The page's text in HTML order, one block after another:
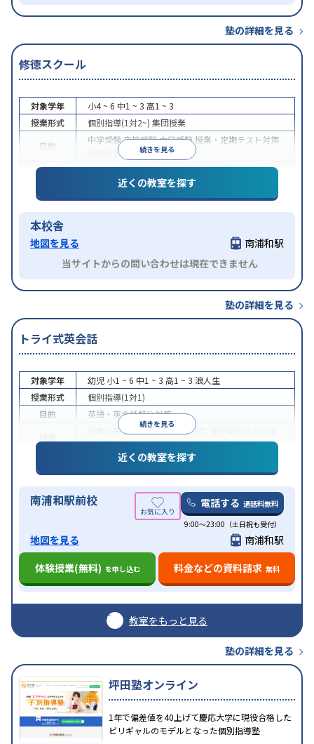
塾の詳細を見る
修徳スクール
続きを見る
対象学年 小4 ~ 6 中1 ~ 3 高1 ~ 3
授業形式
個別指導(1対2~) 集団授業
目的
中学受験高校受験大学受験 授業・定期テスト対策
科目別特化対策
特徴
授業の振替可能1科目から受講可能
近くの教室を探す
本校舎
地図を見る
南浦和駅
当サイトからの問い合わせは現在できません
塾の詳細を見る
トライ式英会話
続きを見る
対象学年 幼児 小1 ~ 6 中1 ~ 3 高1 ~ 3 浪人生
授業形式
個別指導(1対1)
目的
英語・英会話特化対策
授業の振替可能オンライン対応
講可発達障害の子どもに対応自習室あり
近くの教室を探す
南浦和駅前校 電話する 通話料無料
9:00～23:00（土日祝も受付）
地図を見る
南浦和駅
体験授業(無料) を申し込む 料金などの資料請求 無料
教室をもっと見る
塾の詳細を見る
坪田塾オンライン
1年で偏差値を40上げて慶応大学に現役合格した
ビリギャルのモデルとなった個別指導塾